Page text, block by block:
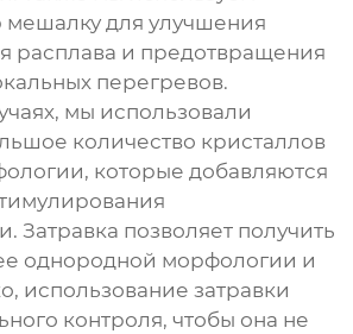
мешалку для улучшения
расплава и предотвращения
перегревов.
мы использовали
количество кристаллов
которые добавляются
Затравка позволяет получить
однородной морфологии и
использование затравки
контроля, чтобы она не